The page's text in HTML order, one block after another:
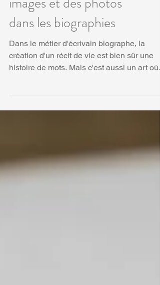
L'importance des
images et des photos
dans les biographies
Dans le métier d'écrivain biographe, la
histoire de mots. Mais c'est aussi un art où